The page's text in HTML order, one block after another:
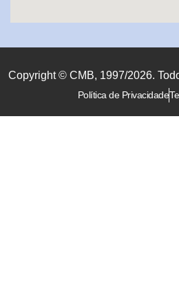
Copyright © CMB, 1997/2026.
Política de Privacidade